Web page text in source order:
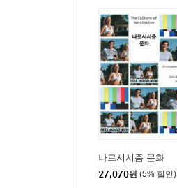
나르시시즘 문화
27,070원 (5% 할인)